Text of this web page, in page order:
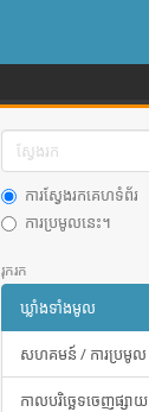
ការស្វែងរកគេហទំព័រ
ការប្រមូលនេះ។
រុករក
ឃ្លាំងទាំងមូល
សហគមន៍ / ការប្រមូល
កាលបរិច្ឆេទចេញផ្សាយ